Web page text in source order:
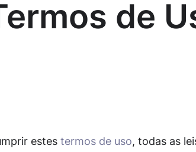
de
estes termos de uso, todas as